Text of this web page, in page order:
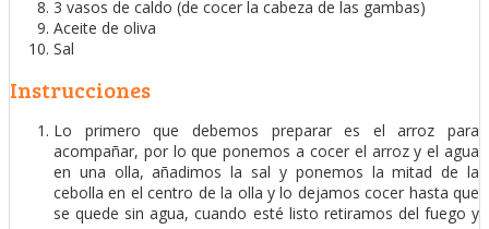
3 vasos de caldo (de cocer la cabeza de las gambas)
Aceite de oliva
Sal
Instrucciones
Lo primero que debemos preparar es el arroz para
acompañar, por lo que ponemos a cocer el arroz y el agua
en una olla, añadimos la sal y ponemos la mitad de la
cebolla en el centro de la olla y lo dejamos cocer hasta que
se quede sin agua, cuando esté listo retiramos del fuego y